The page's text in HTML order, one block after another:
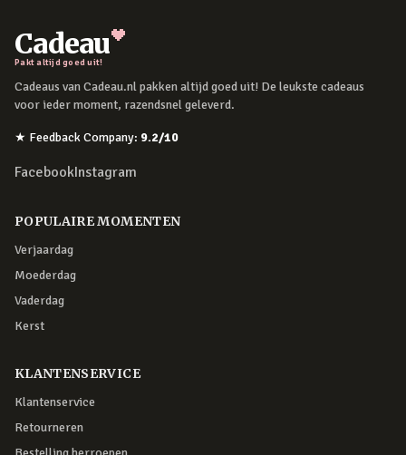
Cadeau
Pakt altijd goed uit!
Cadeaus van Cadeau.nl pakken altijd goed uit! De leukste cadeaus
voor ieder moment, razendsnel geleverd.
★ Feedback Company: 9.2/10
FacebookInstagram
POPULAIRE MOMENTEN
Verjaardag
Moederdag
Vaderdag
Kerst
KLANTENSERVICE
Klantenservice
Retourneren